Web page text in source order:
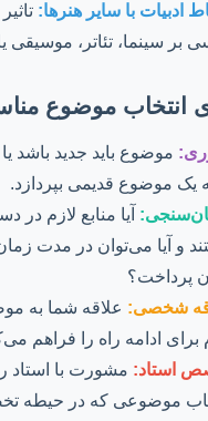
ادبیات با سایر هنرها:
بر سینما، تئاتر، موسیقی
انتخاب موضوع
موضوع باید جدید باشد یا
یک موضوع قدیمی بپردازد.
آیا منابع لازم در
و آیا می‌توان در مدت
پرداخت؟
شخصی: علاقه شما به
برای ادامه راه را فراهم
استاد: مشورت با استاد
موضوعی که در حیطه